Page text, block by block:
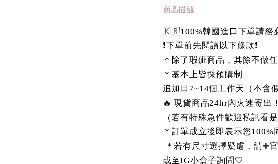
商品描述
🇰🇷100%韓國進口下單請務
❗️下單前先閱讀以下條款❗️
＊除了瑕疵商品，其餘不做
＊基本上皆採預購制
追加日7~14個工作天（不含假
🔥 現貨商品24hr內火速寄出
（若有特殊急件歡迎私訊看
＊訂單成立後即表示您100%
＊若有尺寸選擇疑慮，請➕
或至IG小盒子詢問🤍